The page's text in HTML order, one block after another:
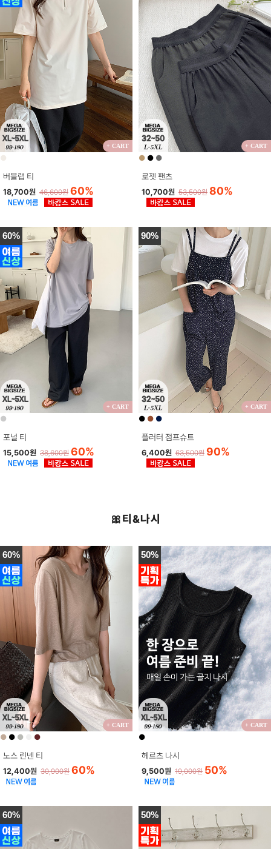
+ CART
●
버블랩 티
18,700원 46,600원 60%
+ CART
● ● ●
로젯 팬츠
10,700원 53,500원 80%
60%
+ CART
●
포널 티
15,500원 38,600원 60%
90%
+ CART
● ● ●
플러터 점프슈트
6,400원 63,500원 90%
🎀티&나시
60%
+ CART
● ● ● ●
노스 린넨 티
12,400원 30,900원 60%
50%
+ CART
●
헤르츠 나시
9,500원 19,000원 50%
60% 50%